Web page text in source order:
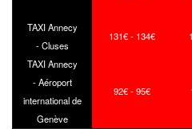
TAXI Annecy
- Cluses
131€ - 134€
TAXI Annecy
- Aéroport
international de
Genève
92€ - 95€